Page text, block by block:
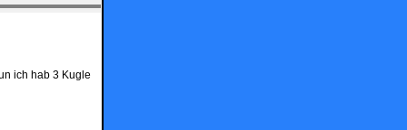
ich hab 3 Kugle